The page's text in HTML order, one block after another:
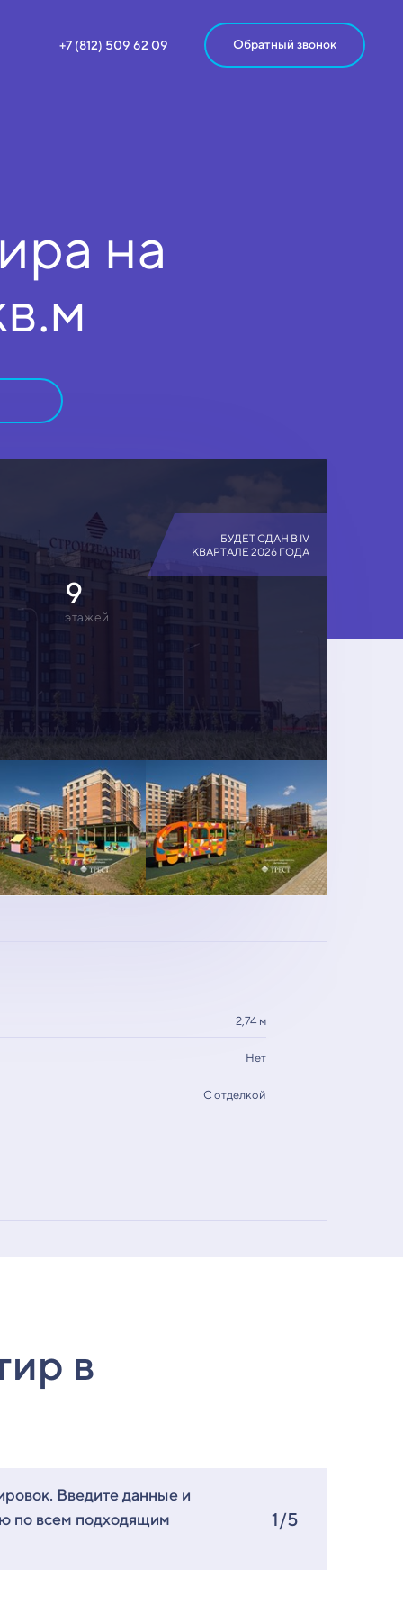
+7 (812) 509 62 09 Обратный звонок
на
БУДЕТ СДАН В IV
КВАРТАЛЕ 2026 ГОДА
9
этажей
2,74 м
Нет
С отделкой
в
Введите данные и
по всем подходящим
1/5